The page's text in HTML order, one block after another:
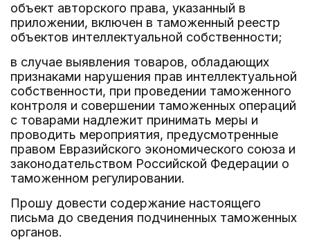
объект авторского права, указанный в
приложении, включен в таможенный реестр
объектов интеллектуальной собственности;
в случае выявления товаров, обладающих
признаками нарушения прав интеллектуальной
собственности, при проведении таможенного
контроля и совершении таможенных операций
с товарами надлежит принимать меры и
проводить мероприятия, предусмотренные
правом Евразийского экономического союза и
законодательством Российской Федерации о
таможенном регулировании.
Прошу довести содержание настоящего
письма до сведения подчиненных таможенных
органов.